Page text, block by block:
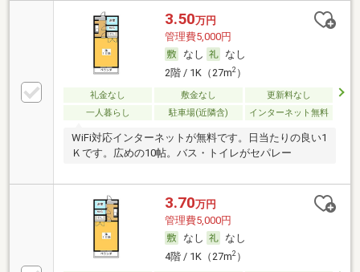
3.50万円
管理費5,000円
なし
なし
2階 / 1K（27m2）
礼金なし 敷金なし
更新料なし
一人暮らし
駐車場(近隣含) インターネット無料
WiFi対応インターネットが無料です。日当たりの良い1
Ｋです。広めの10帖。バス・トイレがセパレー
3.70万円
管理費5,000円
なし
なし
4階 / 1K（27m2）